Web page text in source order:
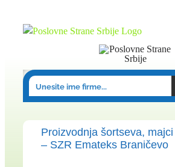
Proizvodnja šortseva,
– SZR Emateks Braničevo